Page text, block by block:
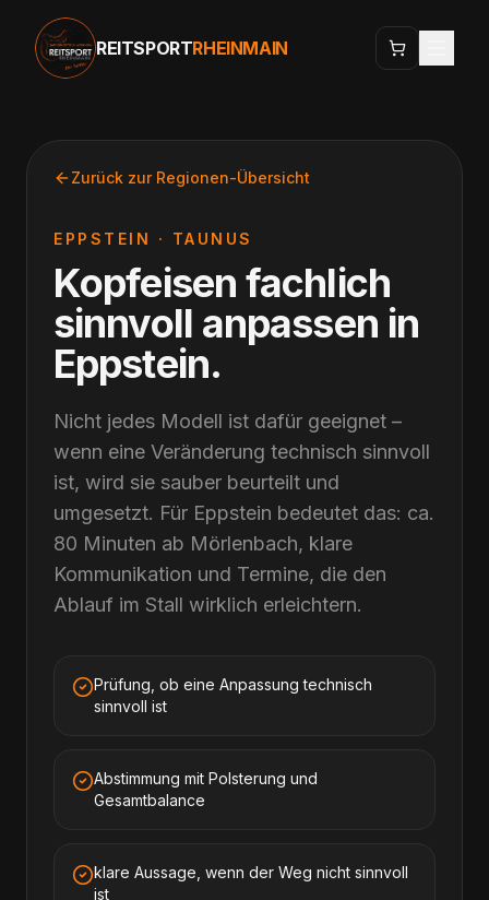
REITSPORTRHEINMAIN
Zurück zur Regionen-Übersicht
EPPSTEIN · TAUNUS
Kopfeisen fachlich
sinnvoll anpassen in
Eppstein.
Nicht jedes Modell ist dafür geeignet –
wenn eine Veränderung technisch sinnvoll
ist, wird sie sauber beurteilt und
umgesetzt. Für Eppstein bedeutet das: ca.
80 Minuten ab Mörlenbach, klare
Kommunikation und Termine, die den
Ablauf im Stall wirklich erleichtern.
Prüfung, ob eine Anpassung technisch
sinnvoll ist
Abstimmung mit Polsterung und
Gesamtbalance
klare Aussage, wenn der Weg nicht sinnvoll
ist